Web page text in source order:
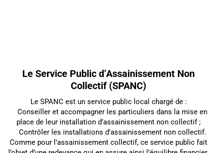
Le Service Public d’Assainissement Non
Collectif (SPANC)
Le SPANC est un service public local chargé de :
Conseiller et accompagner les particuliers dans la mise en
place de leur installation d’assainissement non collectif ;
Contrôler les installations d’assainissement non collectif.
Comme pour l’assainissement collectif, ce service public fait